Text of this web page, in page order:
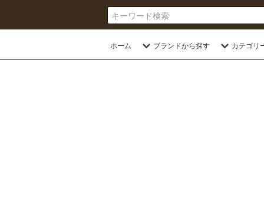
ホーム ブランドから探す カテゴリ